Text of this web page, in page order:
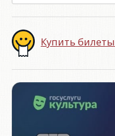
Купить билеты